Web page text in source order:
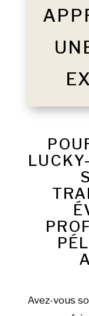
Avez-vous